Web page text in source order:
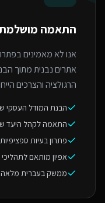
התאמה
אנו לא מאמינים
אתרים נבנית מתוך
הרגולציה והצרכים
הבנת המודל העסקי
התאמה לקהל היעד
פתרון בעיות
אפיון מותאם
ממשק בעברית מלאה